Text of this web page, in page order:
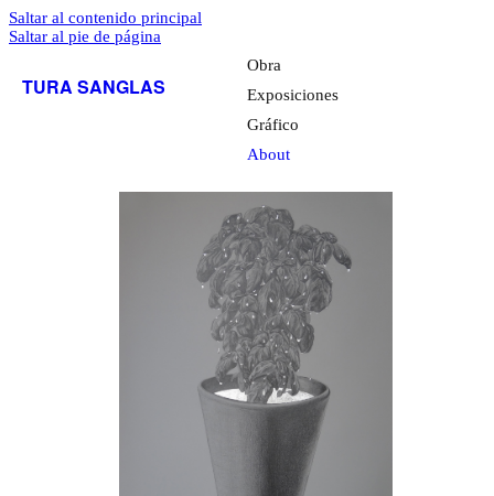
Saltar al contenido principal
Saltar al pie de página
TURA SANGLAS
Obra
Exposiciones
Gráfico
About